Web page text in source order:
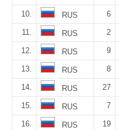
10. RUS 6
11. RUS 2
12. RUS 9
13. RUS 8
14. RUS 27
15. RUS 7
16. RUS 19